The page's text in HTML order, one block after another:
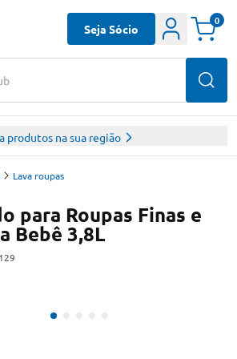
Seja Sócio
0
produtos na sua região
Lava roupas
para Roupas Finas e
Bebê 3,8L